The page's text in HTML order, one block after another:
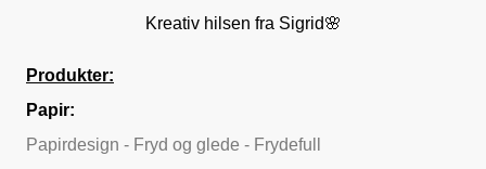
Kreativ hilsen fra Sigrid🌸
Produkter:
Papir:
Papirdesign - Fryd og glede - Frydefull